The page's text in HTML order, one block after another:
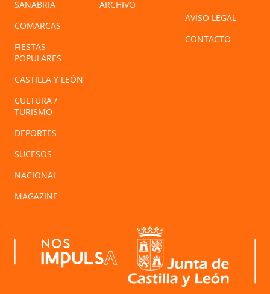
SANABRIA
COMARCAS
FIESTAS
POPULARES
CASTILLA Y LEÓN
CULTURA /
TURISMO
DEPORTES
SUCESOS
NACIONAL
MAGAZINE
ARCHIVO
AVISO LEGAL
CONTACTO